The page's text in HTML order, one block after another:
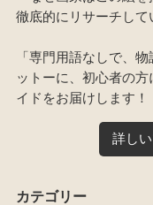
徹底的にリサーチして
「専門用語なしで、
ットーに、初心者の
イドをお届けします！
詳し
カテゴリー